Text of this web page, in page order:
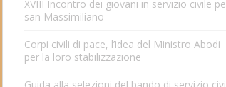
XVIII Incontro dei giovani in servizio civile
san Massimiliano
Corpi civili di pace, l’idea del Ministro Abodi
per la loro stabilizzazione